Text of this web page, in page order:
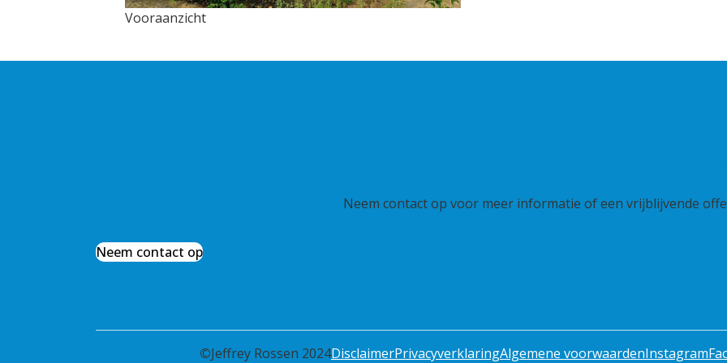
Vooraanzicht
Neem contact op voor meer informatie of een vrijblijvende
Neem contact op
©Jeffrey Rossen 2024DisclaimerPrivacyverklaringAlgemene voorwaardenInstagram